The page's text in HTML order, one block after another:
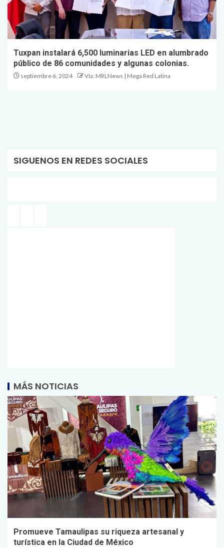
Tuxpan instalará 6,500 luminarias LED en alumbrado
público de 86 comunidades y algunas colonias.
septiembre 6, 2024 Vía: MRLNews | Mega Red Latina
SIGUENOS EN REDES SOCIALES
MÁS NOTICIAS
Promueve Tamaulipas su riqueza artesanal y
turística en la Ciudad de México